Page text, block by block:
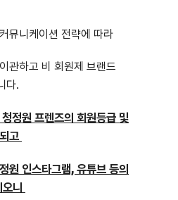
뮤니케이션 전략에 따라
관하고 비 회원제 브랜드
다.
정원 프렌즈의 회원등급 및
고
원 인스타그램, 유튜브 등의
니